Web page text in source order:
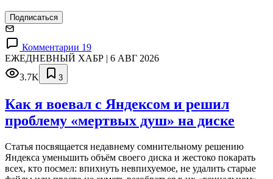
Подписаться
Комментарии 19
ЕЖЕДНЕВНЫЙ ХАБР | 6 АВГ 2026
3.7K
3
Как я воевал с Яндексом и решил
проблему «мертвых душ» на диске
Статья посвящается недавнему сомнительному решению
Яндекса уменьшить объём своего диска и жестоко покарать
всех, кто посмел: впихнуть невпихуемое, не удалить старые